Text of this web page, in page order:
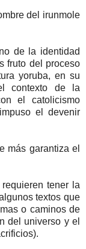
del irunmole
de la identidad
fruto del proceso
yoruba, en su
contexto de la
el catolicismo
el devenir
más garantiza el
tener la
textos que
o caminos de
del universo y el